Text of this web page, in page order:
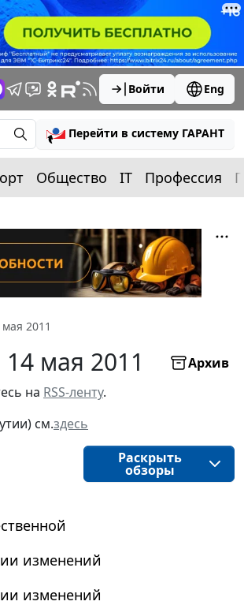
Войти Eng
Перейти в систему ГАРАНТ
Общество IT Профессия
мая 2011
мая 2011
Архив
на RSS-ленту.
см.здесь
Раскрыть
обзоры
изменений
изменений